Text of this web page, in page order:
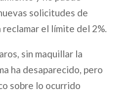
solicitudes de
el límite del 2%.
sin maquillar la
ha desaparecido, pero
sobre lo ocurrido